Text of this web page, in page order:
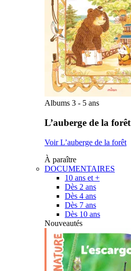
Albums 3 - 5 ans
L’auberge de la forêt
Voir L’auberge de la forêt
À paraître
DOCUMENTAIRES
10 ans et +
Dès 2 ans
Dès 4 ans
Dès 7 ans
Dès 10 ans
Nouveautés